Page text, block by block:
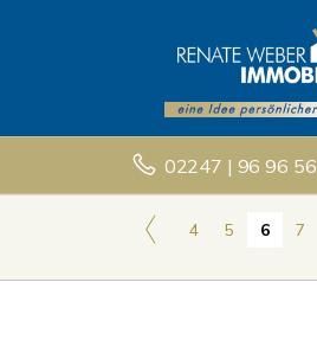
02247 | 96 96 56
4 5 6 7